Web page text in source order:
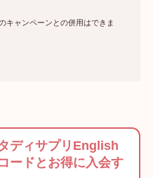
キャンペーンとの併用はできま
ディサプリEnglish
ードとお得に入会す